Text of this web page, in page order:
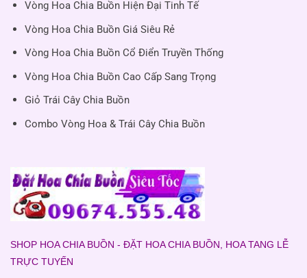
Vòng Hoa Chia Buồn Hiện Đại Tinh Tế
Vòng Hoa Chia Buồn Giá Siêu Rẻ
Vòng Hoa Chia Buồn Cổ Điển Truyền Thống
Vòng Hoa Chia Buồn Cao Cấp Sang Trọng
Giỏ Trái Cây Chia Buồn
Combo Vòng Hoa & Trái Cây Chia Buồn
SHOP HOA CHIA BUỒN - ĐẶT HOA CHIA BUỒN, HOA TANG LỄ
TRỰC TUYẾN